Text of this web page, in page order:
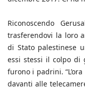
Riconoscendo
trasferendovi la loro
di Stato palestinese
essi stessi il colpo di
furono i padrini.
davanti alle